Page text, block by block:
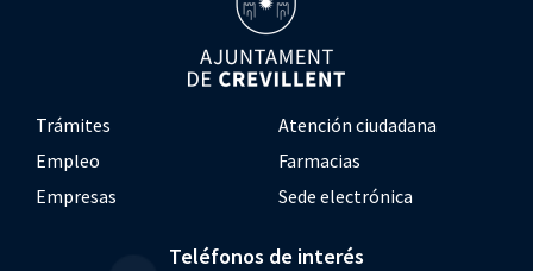
Trámites
Atención ciudadana
Empleo
Farmacias
Empresas
Sede electrónica
Teléfonos de interés